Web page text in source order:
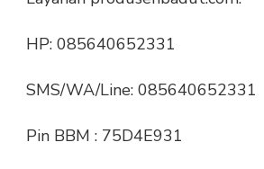
HP: 085640652331
SMS/WA/Line: 085640652331
Pin BBM : 75D4E931